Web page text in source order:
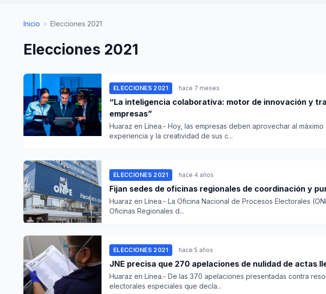
Inicio › Elecciones 2021
Elecciones 2021
ELECCIONES 2021 hace 7 meses
“La inteligencia colaborativa: motor de innovación y
empresas”
Huaraz en Línea.- Hoy, las empresas deben aprovechar al
experiencia y la creatividad de sus c...
ELECCIONES 2021 hace 4 años
Fijan sedes de oficinas regionales de coordinación y
Huaraz en Línea.- La Oficina Nacional de Procesos Electorales
Oficinas Regionales d...
ELECCIONES 2021 hace 5 años
JNE precisa que 270 apelaciones de nulidad de actas
Huaraz en Línea.- De las 370 apelaciones presentadas contra
electorales especiales que decla...